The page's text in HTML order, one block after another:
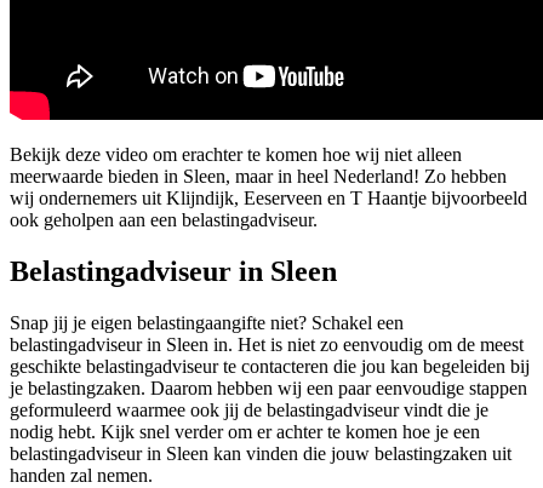
Bekijk deze video om erachter te komen hoe wij niet alleen
meerwaarde bieden in Sleen, maar in heel Nederland! Zo hebben
wij ondernemers uit Klijndijk, Eeserveen en T Haantje bijvoorbeeld
ook geholpen aan een belastingadviseur.
Belastingadviseur in Sleen
Snap jij je eigen belastingaangifte niet? Schakel een
belastingadviseur in Sleen in. Het is niet zo eenvoudig om de meest
geschikte belastingadviseur te contacteren die jou kan begeleiden bij
je belastingzaken. Daarom hebben wij een paar eenvoudige stappen
geformuleerd waarmee ook jij de belastingadviseur vindt die je
nodig hebt. Kijk snel verder om er achter te komen hoe je een
belastingadviseur in Sleen kan vinden die jouw belastingzaken uit
handen zal nemen.